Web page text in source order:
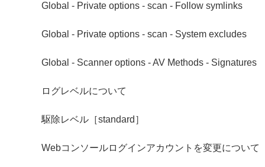
Global - Private options - scan - Follow symlinks
Global - Private options - scan - System excludes
Global - Scanner options - AV Methods - Signatures
ログレベルについて
駆除レベル［standard］
Webコンソールログインアカウントを変更について